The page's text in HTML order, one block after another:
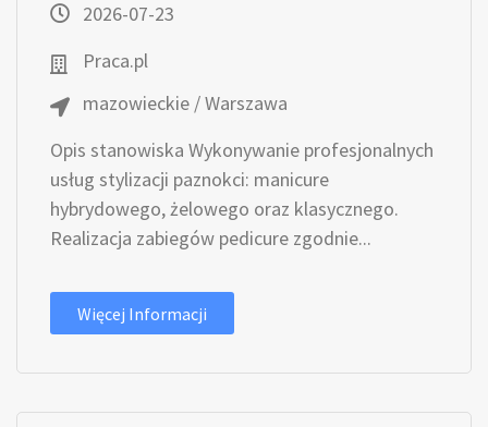
2026-07-23
Praca.pl
mazowieckie / Warszawa
Opis stanowiska Wykonywanie profesjonalnych
usług stylizacji paznokci: manicure
hybrydowego, żelowego oraz klasycznego.
Realizacja zabiegów pedicure zgodnie...
Więcej Informacji